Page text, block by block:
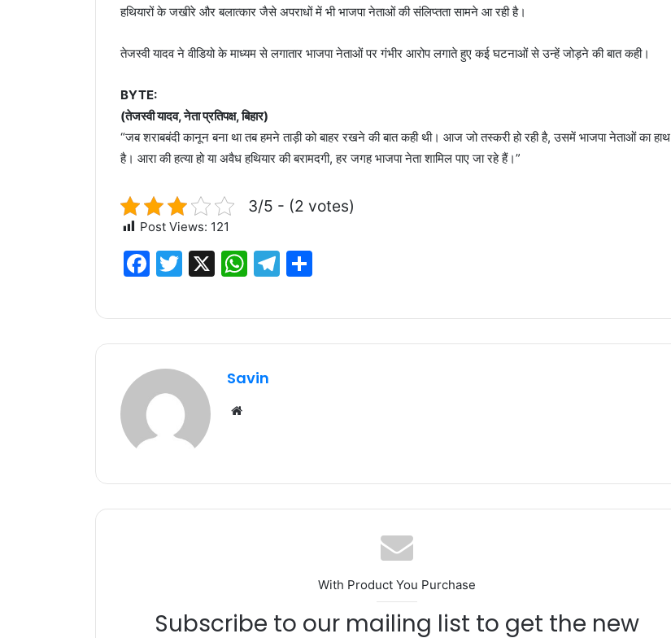
हथियारों के जखीरे और बलात्कार जैसे अपराधों में भी भाजपा नेताओं की संलिप्तता सामने आ रही है।
तेजस्वी यादव ने वीडियो के माध्यम से लगातार भाजपा नेताओं पर गंभीर आरोप लगाते हुए कई घटनाओं से उन्हें जोड़ने की बात कही।
BYTE:
(तेजस्वी यादव, नेता प्रतिपक्ष, बिहार)
“जब शराबबंदी कानून बना था तब हमने ताड़ी को बाहर रखने की बात कही थी। आज जो तस्करी हो रही है, उसमें भाजपा नेताओं का हाथ
है। आरा की हत्या हो या अवैध हथियार की बरामदगी, हर जगह भाजपा नेता शामिल पाए जा रहे हैं।”
3/5 - (2 votes)
Post Views: 121
F
c
e
b
o
o
k
T
it
te
r
X
W
at
s
A
p
T
e
g
ar
e
Savin
With Product You Purchase
Subscribe to our mailing list to get the new